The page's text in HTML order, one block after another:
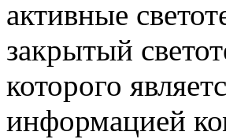
активные
закрытый
которого
информацией